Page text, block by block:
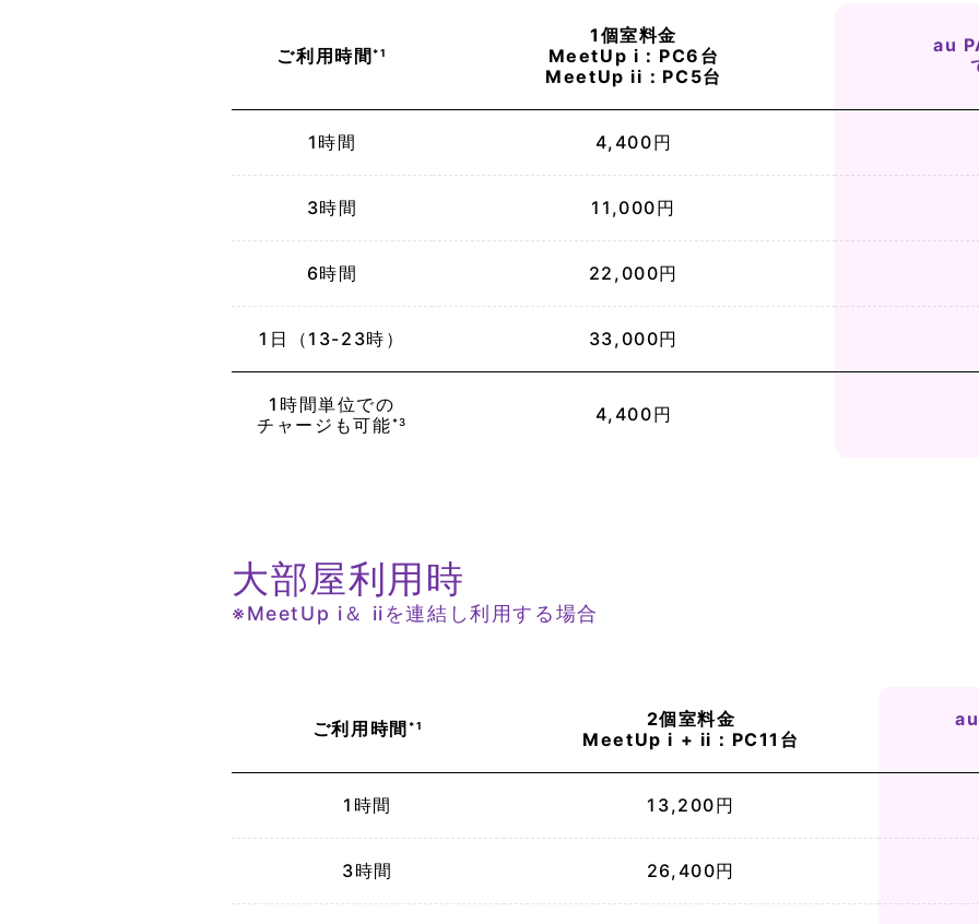
ご利用 時間 *1
1個室料金
MeetUp i ：PC6台
MeetUp ii ：PC5台
au
1時間 4,400円
3時間 11,000円
6時間 22,000円
1日 （13-23時） 33,000円
1時間単位での
チャージも可能*3 4,400円
大部屋利用時
※MeetUp i＆ iiを連結し利用する場合
ご利用 時間 *1
2個室料金
MeetUp i + ii ：PC11台
1時間 13,200円
3時間 26,400円